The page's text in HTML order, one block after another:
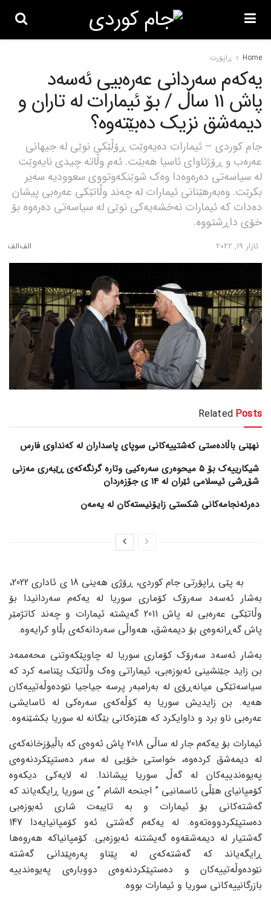
Home ڕاپۆرت
یەکەم سەردانی عەرەبیی ئەسەد
پاش 11 ساڵ / بۆ ئیمارات لە تاران و
دیمەشق نزیک دەبێتەوە؟
جام کوردی – ئیمارات دەیەوێت ڕۆڵێکی نوێی لە جیهانی
عەرەب و ڕۆژئاوای ئاسیا هەبێت. ئەم وڵاتە چیدی نایەوێت
لە سیاسەتی دەرەوەدا وەک شوێنکەوتووی سعوودیە سەیر
بکرێت. وەبەرهێنانی ئیمارات لە چەند وڵاتێکی عەرەبی پیشان
دەدات کە ئیمارات نەخشەیەکی نوێی لە سیاسەتی دەرەوە بۆ
خۆی داڕشتووە.
ئازار 19, 2022
Related Posts
نهێنی باڵادەستی کەشتییەکانی سوپای پاسداران لە کەنداوی فارس
شیکارییەک بۆ 5 میحوەری سەرەکیی وتارە گرنگەکەی ڕێبەری مەزنی
شۆڕشی ئیسلامی ئێران لە 14 ی جۆزەردان
دەرئەنجامەکانی شکستی زایۆنیستەکان لە یەمەن
بە پێی ڕاپۆرتی جام کوردی، ڕۆژی هەینی 18 ی ئاداری 2022،
بەشار ئەسەد سەرۆک کۆماری سوریا لە یەکەم سەردانیدا بۆ
وڵاتێکی عەرەبی لە پاش 2011 گەیشتە ئیمارات و چەند کاتژمێر
پاش گەڕانەوەی بۆ دیمەشق، هەواڵی سەردانەکەی بڵاو کرایەوە.
بەشار ئەسەد سەرۆک کۆماری سوریا لە چاوپێکەوتنی محەممەد
بن زاید جێنشینی ئەبوزەبی، ئیماراتی وەک وڵاتێک پێناسە کرد کە
سیاسەتێکی میانەڕۆی لە بەرامبەر پرسە جیاجیا نێودەوڵەتییەکان
هەیە. بن زایدیش سوریا بە کۆڵەکەی سەرەکی لە ئاسایشی
عەرەبی ناو برد و داوایکرد کە هێزەکانی بێگانە لە سوریا بکشێنەوە.
ئیمارات بۆ یەکەم جار لە ساڵی 2018 پاش ئەوەی کە باڵیۆزخانەکەی
لە دیمەشق کردەوە، خواستی خۆیی لە سەر دەستپێکردنەوەی
پەیوەندییەکان لە گەڵ سوریا پیشاندا. لە لایەکی دیکەوە
کۆمپانیای هێڵی ئاسمانیی ” اجنحە الشام ” ی سوریا ڕایگەیاند کە
گەشتەکانی بۆ ئیمارات و بە تایبەت شاری ئەبوزەبی
دەستپێکردووەتەوە. لە یەکەم گەشتی ئەو کۆمپانیایەدا 147
گەشتیار لە دیمەشقەوە گەیشتنە ئەبوزەبی. کۆمپانیاکە هەروەها
ڕایگەیاند کە گەشتەکەی لە پێناو پەرەپێدانی گەشتە
نێودەوڵەتییەکان و دەستپێکردنەوەی دووبارەی پەیوەندییە
بازرگانییەکانی سوریا و ئیمارات بووە.